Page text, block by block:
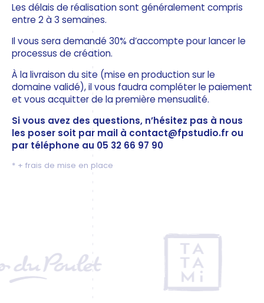
Les délais de réalisation sont généralement compris
entre 2 à 3 semaines.
Il vous sera demandé 30% d’accompte pour lancer le
processus de création.
À la livraison du site (mise en production sur le
domaine validé), il vous faudra compléter le paiement
et vous acquitter de la première mensualité.
Si vous avez des questions, n’hésitez pas à nous
les poser soit par mail à contact@fpstudio.fr ou
par téléphone au 05 32 66 97 90
* + frais de mise en place